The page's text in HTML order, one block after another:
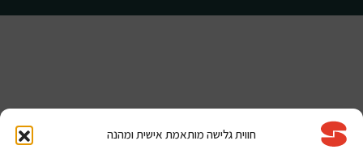
חווית גלישה מותאמת אישית ומהנה